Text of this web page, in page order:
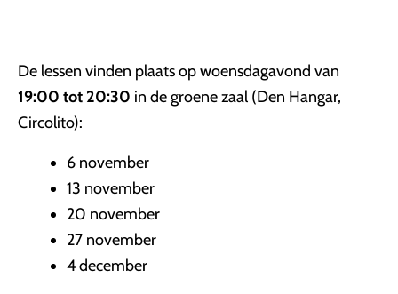
De lessen vinden plaats op woensdagavond van
19:00 tot 20:30 in de groene zaal (Den Hangar,
Circolito):
6 november
13 november
20 november
27 november
4 december